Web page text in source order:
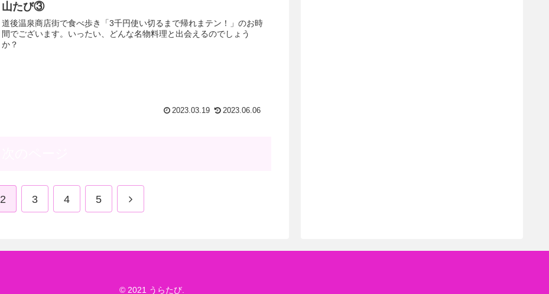
山たび③
道後温泉商店街で食べ歩き「3千円使い切るまで帰れまテン！」のお時
間でございます。いったい、どんな名物料理と出会えるのでしょう
か？
2023.03.19 2023.06.06
2 3 4 5 次
© 2021 うらたび.